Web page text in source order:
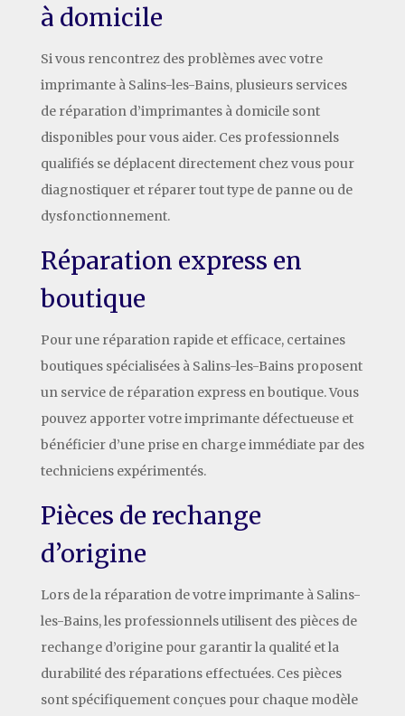
à domicile
Si vous rencontrez des problèmes avec votre
imprimante à Salins-les-Bains, plusieurs services
de réparation d’imprimantes à domicile sont
disponibles pour vous aider. Ces professionnels
qualifiés se déplacent directement chez vous pour
diagnostiquer et réparer tout type de panne ou de
dysfonctionnement.
Réparation express en
boutique
Pour une réparation rapide et efficace, certaines
boutiques spécialisées à Salins-les-Bains proposent
un service de réparation express en boutique. Vous
pouvez apporter votre imprimante défectueuse et
bénéficier d’une prise en charge immédiate par des
techniciens expérimentés.
Pièces de rechange
d’origine
Lors de la réparation de votre imprimante à Salins-
les-Bains, les professionnels utilisent des pièces de
rechange d’origine pour garantir la qualité et la
durabilité des réparations effectuées. Ces pièces
sont spécifiquement conçues pour chaque modèle